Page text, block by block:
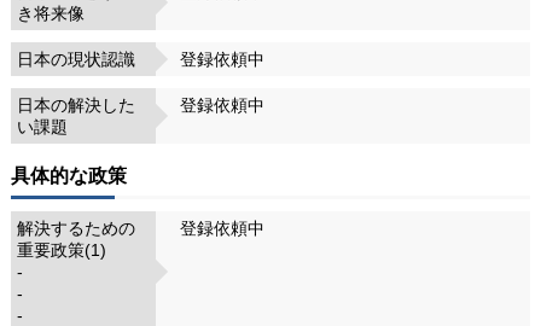
き将来像
日本の現状認識 登録依頼中
日本の解決した
い課題
登録依頼中
具体的な政策
解決するための
重要政策(1)
-
-
-
登録依頼中